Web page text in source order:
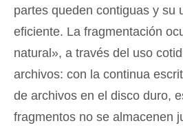
partes queden contiguas y su
eficiente. La fragmentación
natural», a través del uso
archivos: con la continua
de archivos en el disco duro,
fragmentos no se almacenen